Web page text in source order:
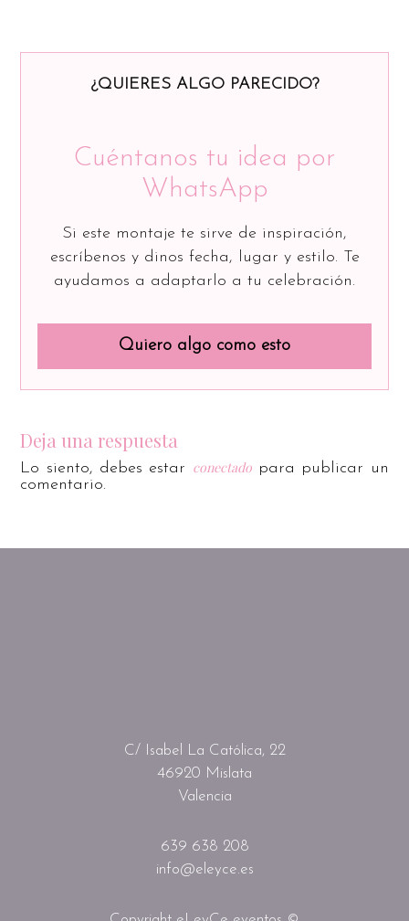
¿QUIERES ALGO PARECIDO?
Cuéntanos tu idea por
WhatsApp
Si este montaje te sirve de inspiración,
escríbenos y dinos fecha, lugar y estilo. Te
ayudamos a adaptarlo a tu celebración.
Quiero algo como esto
Deja una respuesta
Lo siento, debes estar conectadopara publicar un
comentario.
C/ Isabel La Católica, 22
46920 Mislata
Valencia
639 638 208
info@eleyce.es